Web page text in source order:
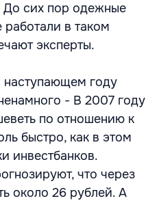
До сих пор одежные
в таком
эксперты.
наступающем году
- В 2007 году
по отношению к
быстро, как в этом
инвестбанков.
что через
около 26 рублей. А